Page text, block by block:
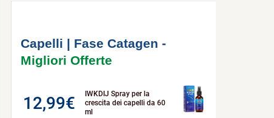
Capelli | Fase Catagen -
Migliori Offerte
12,99€
IWKDIJ Spray per la
crescita dei capelli da 60
ml